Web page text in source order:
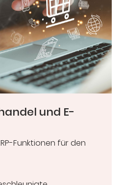
und E-
Funktionen für den